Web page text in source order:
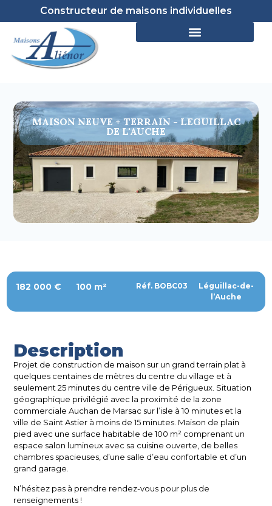
Constructeur de maisons individuelles
MAISON NEUVE + TERRAIN - LEGUILLAC
DE L'AUCHE
182 000 € 100 m² Réf. BOBC03
Léguillac-de-
l’Auche
Description
Projet de construction de maison sur un grand terrain plat à
quelques centaines de mètres du centre du village et à
seulement 25 minutes du centre ville de Périgueux. Situation
géographique privilégié avec la proximité de la zone
commerciale Auchan de Marsac sur l’isle à 10 minutes et la
ville de Saint Astier à moins de 15 minutes. Maison de plain
pied avec une surface habitable de 100 m² comprenant un
espace salon lumineux avec sa cuisine ouverte, de belles
chambres spacieuses, d’une salle d’eau confortable et d’un
grand garage.
N’hésitez pas à prendre rendez-vous pour plus de
renseignements !